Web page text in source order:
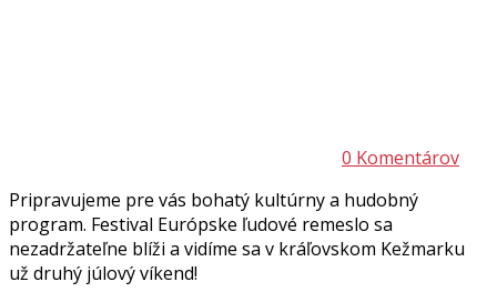
0 Komentárov
Pripravujeme pre vás bohatý kultúrny a hudobný
program. Festival Európske ľudové remeslo sa
nezadržateľne blíži a vidíme sa v kráľovskom Kežmarku
už druhý júlový víkend!